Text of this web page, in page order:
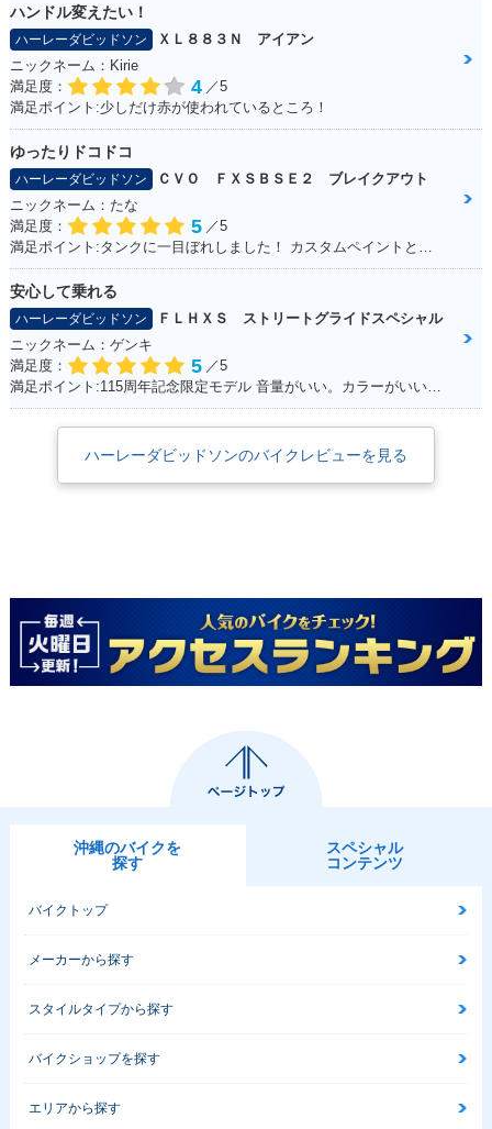
ハンドル変えたい！
ハーレーダビッドソン
ＸＬ８８３Ｎ アイアン
ニックネーム：Kirie
満足度：
4 ／5
満足ポイント:少しだけ赤が使われているところ！
ゆったりドコドコ
ハーレーダビッドソン
ＣＶＯ ＦＸＳＢＳＥ２ ブレイクアウト
ニックネーム：たな
満足度：
5 ／5
安心して乗れる
ハーレーダビッドソン
ＦＬＨＸＳ ストリートグライドスペシャル
ニックネーム：ゲンキ
満足度：
5 ／5
満足ポイント:115周年記念限定モデル 音量がいい。カラーがいい！カムを交換している。音が良くなった。 外観をいじってカスタムしていきたい。
ハーレーダビッドソンのバイクレビューを見る
沖縄のバイクを
探す
スペシャル
コンテンツ
バイクトップ
メーカーから探す
スタイルタイプから探す
バイクショップを探す
エリアから探す